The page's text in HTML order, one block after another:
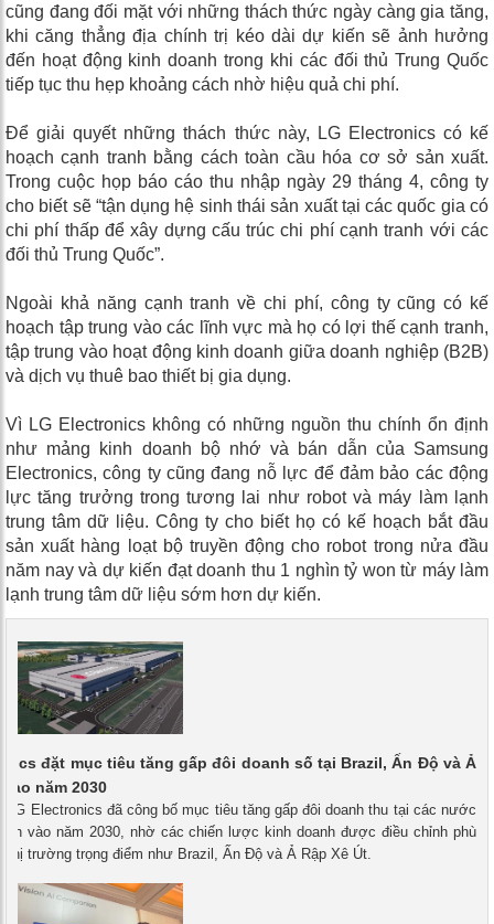
cũng đang đối mặt với những thách thức ngày càng gia tăng,
khi căng thẳng địa chính trị kéo dài dự kiến ​​sẽ ảnh hưởng
đến hoạt động kinh doanh trong khi các đối thủ Trung Quốc
tiếp tục thu hẹp khoảng cách nhờ hiệu quả chi phí.
Để giải quyết những thách thức này, LG Electronics có kế
hoạch cạnh tranh bằng cách toàn cầu hóa cơ sở sản xuất.
Trong cuộc họp báo cáo thu nhập ngày 29 tháng 4, công ty
cho biết sẽ “tận dụng hệ sinh thái sản xuất tại các quốc gia có
chi phí thấp để xây dựng cấu trúc chi phí cạnh tranh với các
đối thủ Trung Quốc”.
Ngoài khả năng cạnh tranh về chi phí, công ty cũng có kế
hoạch tập trung vào các lĩnh vực mà họ có lợi thế cạnh tranh,
tập trung vào hoạt động kinh doanh giữa doanh nghiệp (B2B)
và dịch vụ thuê bao thiết bị gia dụng.
Vì LG Electronics không có những nguồn thu chính ổn định
như mảng kinh doanh bộ nhớ và bán dẫn của Samsung
Electronics, công ty cũng đang nỗ lực để đảm bảo các động
lực tăng trưởng trong tương lai như robot và máy làm lạnh
trung tâm dữ liệu. Công ty cho biết họ có kế hoạch bắt đầu
sản xuất hàng loạt bộ truyền động cho robot trong nửa đầu
năm nay và dự kiến ​​đạt doanh thu 1 nghìn tỷ won từ máy làm
lạnh trung tâm dữ liệu sớm hơn dự kiến.
đặt mục tiêu tăng gấp đôi doanh số tại Brazil, Ấn Độ và Ả
năm 2030
LG Electronics đã công bố mục tiêu tăng gấp đôi doanh thu tại các nước
vào năm 2030, nhờ các chiến lược kinh doanh được điều chỉnh phù
thị trường trọng điểm như Brazil, Ấn Độ và Ả Rập Xê Út.